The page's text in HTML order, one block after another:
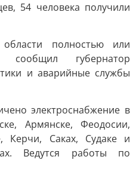
54 человека получили
полностью или
сообщил губернатор
и аварийные службы
электроснабжение в
Армянске, Феодосии,
Керчи, Саках, Судаке и
Ведутся работы по